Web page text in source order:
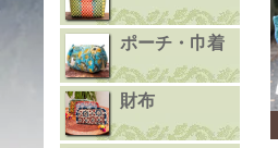
ポーチ・巾着
財布